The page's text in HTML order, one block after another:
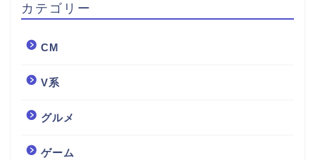
カテゴリー
CM
V系
グルメ
ゲーム